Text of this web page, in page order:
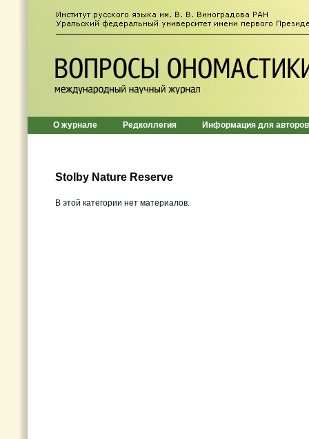
О журнале Редколлегия Информация для авторов
Stolby Nature Reserve
В этой категории нет материалов.